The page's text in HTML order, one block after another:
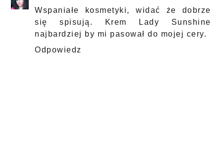
Wspaniałe kosmetyki, widać że dobrze
się spisują. Krem Lady Sunshine
najbardziej by mi pasował do mojej cery.
Odpowiedz